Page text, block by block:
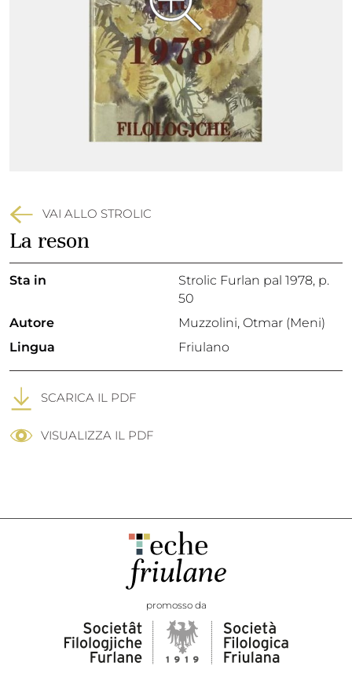
VAI ALLO STROLIC
La reson
Sta in Strolic Furlan pal 1978, p.
50
Autore
Muzzolini, Otmar (Meni)
Lingua
Friulano
SCARICA IL PDF
VISUALIZZA IL PDF
promosso da